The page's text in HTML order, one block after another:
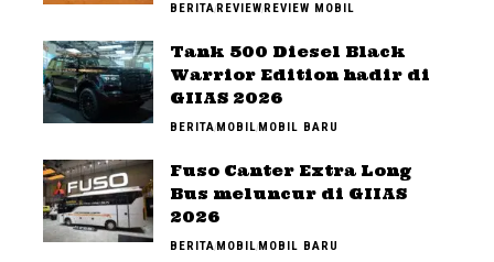
BERITAREVIEWREVIEW MOBIL
Tank 500 Diesel Black
Warrior Edition hadir di
GIIAS 2026
BERITAMOBILMOBIL BARU
Fuso Canter Extra Long
Bus meluncur di GIIAS
2026
BERITAMOBILMOBIL BARU